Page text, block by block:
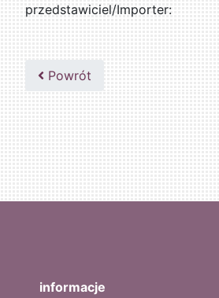
przedstawiciel/Importer:
Powrót
informacje